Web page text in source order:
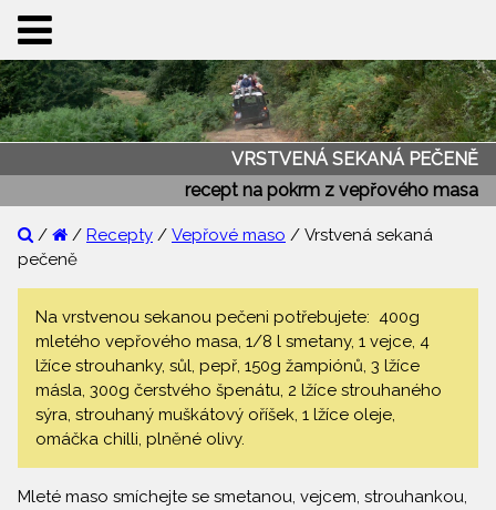
VRSTVENÁ SEKANÁ PEČENĚ
recept na pokrm z vepřového masa
/ / Recepty / Vepřové maso / Vrstvená sekaná
pečeně
Na vrstvenou sekanou pečeni potřebujete: 400g
mletého vepřového masa, 1/8 l smetany, 1 vejce, 4
lžíce strouhanky, sůl, pepř, 150g žampiónů, 3 lžíce
másla, 300g čerstvého špenátu, 2 lžíce strouhaného
sýra, strouhaný muškátový oříšek, 1 lžíce oleje,
omáčka chilli, plněné olivy.
Mleté maso smíchejte se smetanou, vejcem, strouhankou,